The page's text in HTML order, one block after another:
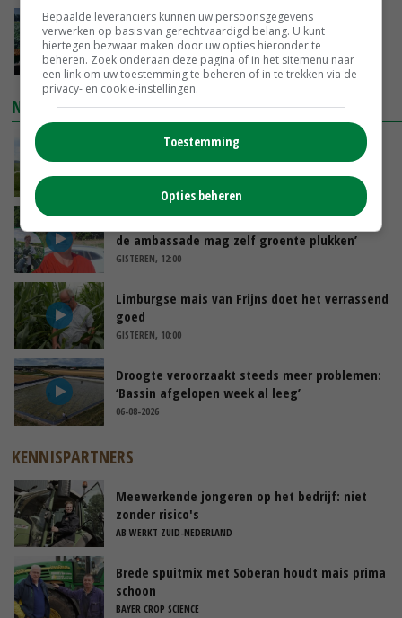
‘Cijfer jezelf niet weg en doe vooral ook waar
je gelukkig van wordt’
VANDAAG, 13:31
NIEUWSTE VIDEO'S
POAH!: John Deere 7730
Oekraïne-vlogger Kees Huizinga: ‘Bezoek van
de ambassade mag zelf groente plukken’
GISTEREN, 12:00
Limburgse mais van Frijns doet het verrassend
goed
GISTEREN, 10:00
Droogte veroorzaakt steeds meer problemen:
‘Bassin afgelopen week al leeg’
06-08-2026
KENNISPARTNERS
Meewerkende jongeren op het bedrijf: niet
zonder risico's
AB WERKT ZUID-NEDERLAND
Brede spuitmix met Soberan houdt mais prima
schoon
BAYER CROP SCIENCE
Bepaalde leveranciers kunnen uw persoonsgegevens
verwerken op basis van gerechtvaardigd belang. U kunt
hiertegen bezwaar maken door uw opties hieronder te
beheren. Zoek onderaan deze pagina of in het sitemenu naar
een link om uw toestemming te beheren of in te trekken via de
privacy- en cookie-instellingen.
Toestemming
Opties beheren